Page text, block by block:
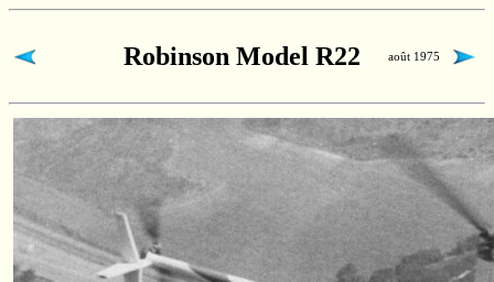
Robinson Model R22 août 1975